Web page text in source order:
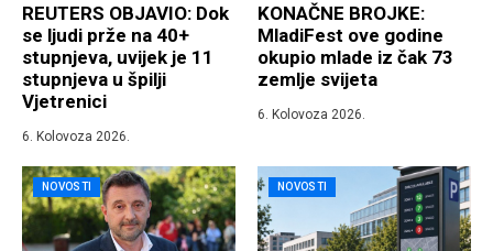
REUTERS OBJAVIO: Dok
se ljudi prže na 40+
stupnjeva, uvijek je 11
stupnjeva u špilji
Vjetrenici
6. Kolovoza 2026.
KONAČNE BROJKE:
MladiFest ove godine
okupio mlade iz čak 73
zemlje svijeta
6. Kolovoza 2026.
NOVOSTI NOVOSTI